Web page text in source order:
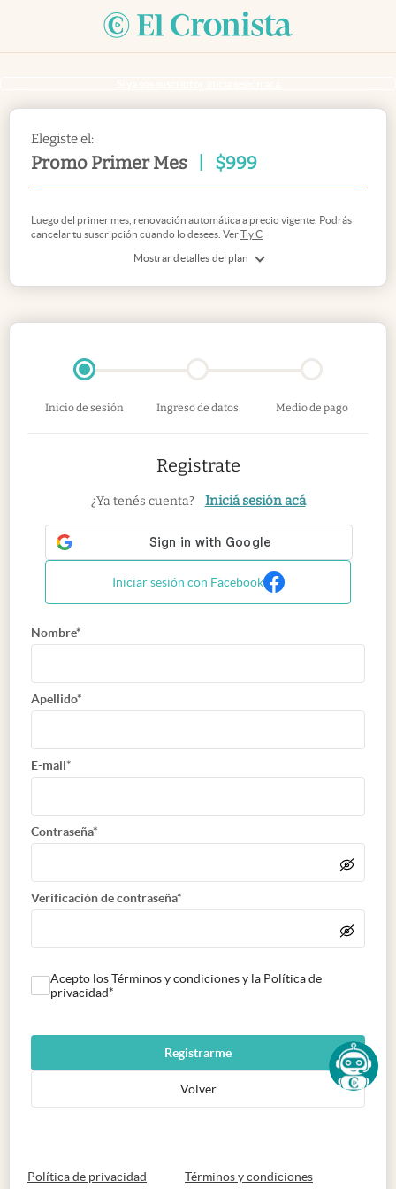
Elegiste el:
Promo Primer Mes $999
Mostrar detalles del plan
Luego del primer mes, renovación automática a precio vigente. Podrás
cancelar tu suscripción cuando lo desees. VerT y C
Inicio de sesión Ingreso de datos Medio de pago
Registrate
¿Ya tenés cuenta? Iniciá sesión acá
Iniciar sesión con Facebook
Nombre*
Apellido*
E-mail*
Contraseña*
Verificación de contraseña*
Acepto los Términos y condiciones y la Política de
privacidad*
Registrarme
Volver
Política de privacidad abre en nueva pestaña
Términos y condicionesabre en nueva